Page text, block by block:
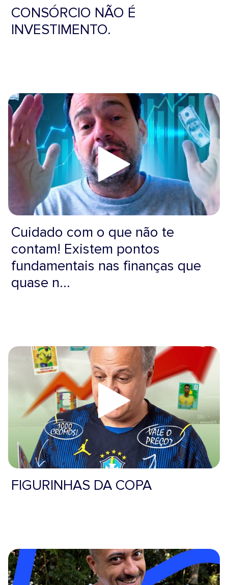
CONSÓRCIO NÃO É
INVESTIMENTO.
Cuidado com o que não te
contam! Existem pontos
fundamentais nas finanças que
quase n...
FIGURINHAS DA COPA